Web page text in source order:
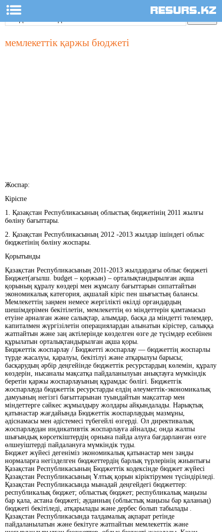
мемлекеттік қаржы бюджеті
Жоспар:
Кіріспе
1. Қазақстан Республикасының облыстық бюджетінің 2011 жылғы
бөліну бағыттары.
2. Қазақстан Республикасының 2012 -2013 жылдар ішіндегі облыс
бюджетінің бөліну жоспары.
Қорытынды
Қазақстан Республикасының 2011-2013 жылдардағы облыс бюджеті
Бюджет(ағылш. budget – қоржын) – орталықтандырылған ақша
қорының құралу көздері мен жұмсалу бағыттарын сипаттайтын
экономикалық категория, ақшалай кіріс пен шығыстың балансы.
Мемлекеттің заңмен немесе жергілікті өкілді органдардың
шешімдерімен бекітілетін, мемлекеттің өз міндеттерін қамтамасыз
етуіне арналған және салықтар, алымдар, басқа да міндетті төлемдер,
капиталмен жүргізілетін операциялардан алынатын кірістер, салыққа
жатпайтын және заң актілерінде көзделген өзге де түсімдер есебінен
құрылатын орталықтандырылған ақша қоры.
Бюджеттік жоспарлау / Бюджетті жоспарлау — бюджеттің жоспарлы
түрде жасалуы, қаралуы, бекітілуі және атқарылуы барысы;
басқарудың әрбір деңгейінде бюджеттік ресурстардың көлемін, құралу
көздерін, нысаналы мақсатқа пайдаланылуын анықтауға мүмкіндік
беретін қаржы жоспарлауының құрамдас бөлігі. Бюджетгік
жоспарлауда бюджеттік ресурстарды елдің әлеуметтік-экономикалық
дамуының негізгі бағыттарынан туындайтын мақсаттар мен
міндеттерге сәйкес жұмылдыру жолдары айқындалады. Нарықтық
қатынастар жағдайында Бюджеттік жоспарлаудың мазмұны,
әдіснамасы мен әдістемесі түбегейлі өзгерді. Ол директивалық
жоспарлаудан индикативтік жоспарлауға айналды; онда жалпы
шығындық көрсеткіштердің орнына пайда алуға бағдарланған өзге
өлшеуіштерді пайдалануға мүмкіндік туды.
Бюджет жүйесі дегеніміз экономикалық қатынастар мен заңды
нормаларға негізделген бюджеттердің барлық түрлерінің жиынтығы
Қазақстан Республикасының Бюджеттік кодексінде бюджет жүйесі
Қазақстан Республикасының Ұлтық қорын кіріктірумен түсіндіріледі.
Қазақстан Республикасында мынадай деңгейдегі бюджеттер:
республикалық бюджет; облыстық бюджет; республикалық маңызы
бар қала, астана бюджеті; ауданның (облыстық маңызы бар қаланың)
бюджеті бекітіледі, атқарылады және дербес болып табылады .
Қазақстан Республикасында талдамалық ақпарат ретінде
пайдаланылатын және бекітуге жатпайтын мемлекеттік және